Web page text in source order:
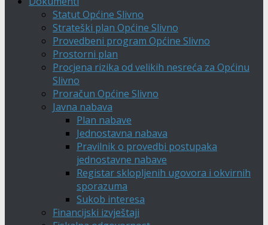
Statut Općine Slivno
Strateški plan Općine Slivno
Provedbeni program Općine Slivno
Prostorni plan
Procjena rizika od velikih nesreća za Općinu
Slivno
Proračun Općine Slivno
Javna nabava
Plan nabave
Jednostavna nabava
Pravilnik o provedbi postupaka
jednostavne nabave
Registar sklopljenih ugovora i okvirnih
sporazuma
Sukob interesa
Financijski izvještaji